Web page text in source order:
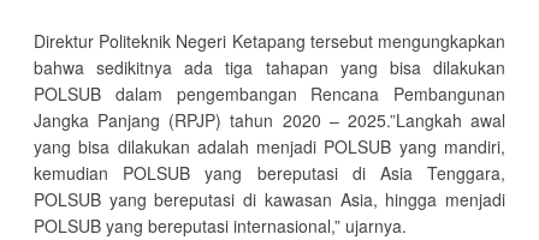
Direktur Politeknik Negeri Ketapang tersebut mengungkapkan
bahwa sedikitnya ada tiga tahapan yang bisa dilakukan
POLSUB dalam pengembangan Rencana Pembangunan
Jangka Panjang (RPJP) tahun 2020 – 2025.”Langkah awal
yang bisa dilakukan adalah menjadi POLSUB yang mandiri,
kemudian POLSUB yang bereputasi di Asia Tenggara,
POLSUB yang bereputasi di kawasan Asia, hingga menjadi
POLSUB yang bereputasi internasional,” ujarnya.